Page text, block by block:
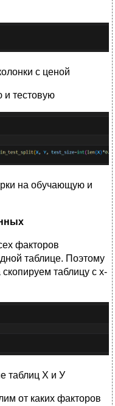
с ценой
и тестовую
на обучающую и
факторов
таблице. Поэтому
таблицу с х-
таблиц Х и У
от каких факторов